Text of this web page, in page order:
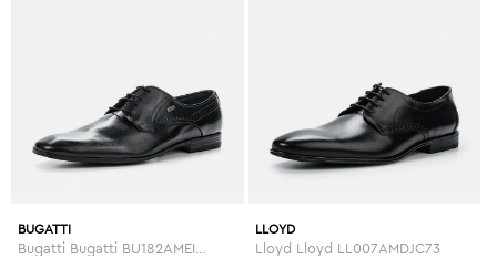
BUGATTI LLOYD
Lloyd Lloyd LL007AMDJC73